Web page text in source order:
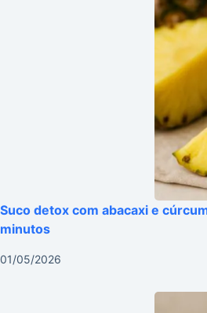
Suco detox com abacaxi e
minutos
01/05/2026